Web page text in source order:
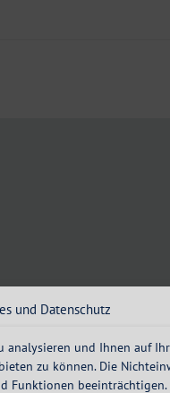
und Datenschutz
analysieren und Ihnen auf
zu können. Die
Funktionen beeinträchtigen.